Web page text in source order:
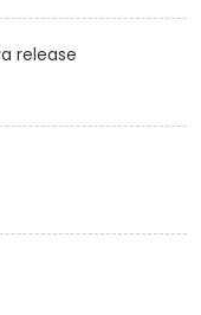
release